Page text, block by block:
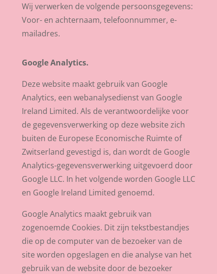
Wij verwerken de volgende persoonsgegevens:
Voor- en achternaam, telefoonnummer, e-
mailadres.
Google Analytics.
Deze website maakt gebruik van Google
Analytics, een webanalysedienst van Google
Ireland Limited. Als de verantwoordelijke voor
de gegevensverwerking op deze website zich
buiten de Europese Economische Ruimte of
Zwitserland gevestigd is, dan wordt de Google
Analytics-gegevensverwerking uitgevoerd door
Google LLC. In het volgende worden Google LLC
en Google Ireland Limited genoemd.
Google Analytics maakt gebruik van
zogenoemde Cookies. Dit zijn tekstbestandjes
die op de computer van de bezoeker van de
site worden opgeslagen en die analyse van het
gebruik van de website door de bezoeker